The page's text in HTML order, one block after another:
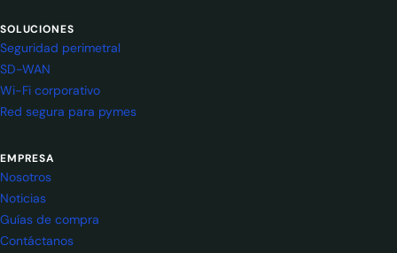
SOLUCIONES
Seguridad perimetral
SD-WAN
Wi-Fi corporativo
Red segura para pymes
EMPRESA
Nosotros
Noticias
Guías de compra
Contáctanos